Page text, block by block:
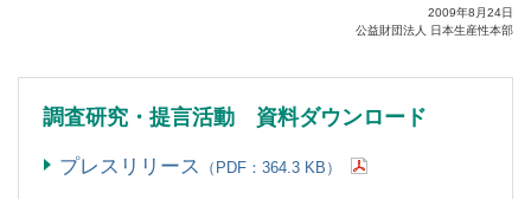
2009年8月24日
公益財団法人 日本生産性本部
調査研究・提言活動 資料ダウンロード
プレスリリース （PDF：364.3 KB）